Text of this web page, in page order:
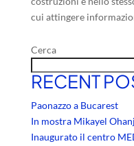
cui attingere
Cerca
RECENT
Paonazzo a Bucarest
In mostra Mikayel
Inaugurato il centro